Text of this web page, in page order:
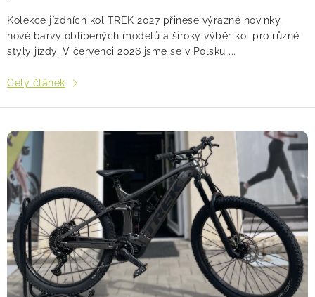
Kolekce jízdních kol TREK 2027 přinese výrazné novinky,
nové barvy oblíbených modelů a široký výběr kol pro různé
styly jízdy. V červenci 2026 jsme se v Polsku ...
Celý článek